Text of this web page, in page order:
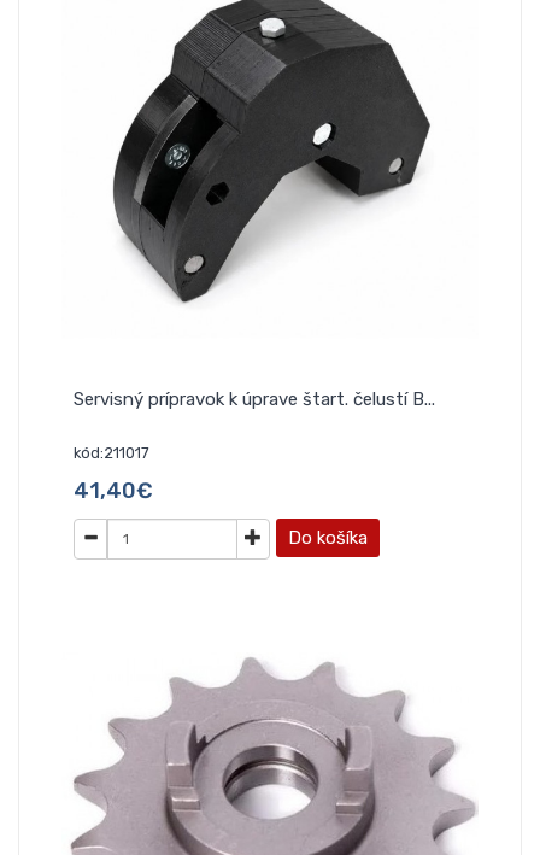
Servisný prípravok k úprave štart. čelustí B...
kód:211017
41,40€
Do košíka